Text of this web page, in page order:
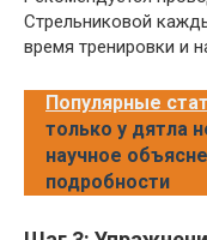
Стрельниковой
время тренировки и
Популярные
только у дятла
научное
подробности